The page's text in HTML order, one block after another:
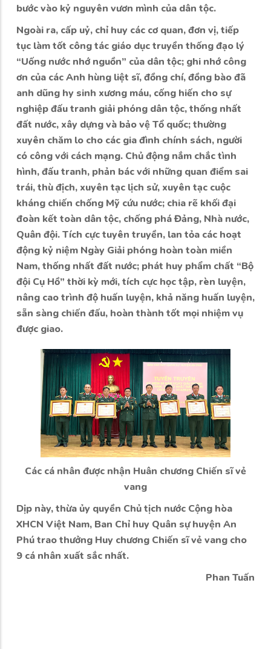
bước vào kỷ nguyên vươn mình của dân tộc.
Ngoài ra, cấp uỷ, chỉ huy các cơ quan, đơn vị, tiếp
tục làm tốt công tác giáo dục truyền thống đạo lý
“Uống nước nhớ nguồn” của dân tộc; ghi nhớ công
ơn của các Anh hùng liệt sĩ, đồng chí, đồng bào đã
anh dũng hy sinh xương máu, cống hiến cho sự
nghiệp đấu tranh giải phóng dân tộc, thống nhất
đất nước, xây dựng và bảo vệ Tổ quốc; thường
xuyên chăm lo cho các gia đình chính sách, người
có công với cách mạng. Chủ động nắm chắc tình
hình, đấu tranh, phản bác với những quan điểm sai
trái, thù địch, xuyên tạc lịch sử, xuyên tạc cuộc
kháng chiến chống Mỹ cứu nước; chia rẽ khối đại
đoàn kết toàn dân tộc, chống phá Đảng, Nhà nước,
Quân đội. Tích cực tuyên truyền, lan tỏa các hoạt
động kỷ niệm Ngày Giải phóng hoàn toàn miền
Nam, thống nhất đất nước; phát huy phẩm chất “Bộ
đội Cụ Hồ” thời kỳ mới, tích cực học tập, rèn luyện,
nâng cao trình độ huấn luyện, khả năng huấn luyện,
sẵn sàng chiến đấu, hoàn thành tốt mọi nhiệm vụ
được giao.
Các cá nhân được nhận Huân chương Chiến sĩ vẻ
vang
Dịp này, thừa ủy quyền Chủ tịch nước Cộng hòa
XHCN Việt Nam, Ban Chỉ huy Quân sự huyện An
Phú trao thưởng Huy chương Chiến sĩ vẻ vang cho
9 cá nhân xuất sắc nhất.
Phan Tuấn